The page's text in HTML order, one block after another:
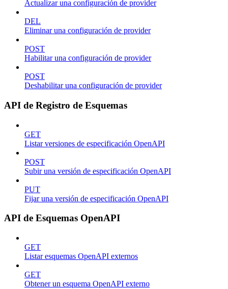
Actualizar una configuración de provider
DEL
Eliminar una configuración de provider
POST
Habilitar una configuración de provider
POST
Deshabilitar una configuración de provider
API de Registro de Esquemas
GET
Listar versiones de especificación OpenAPI
POST
Subir una versión de especificación OpenAPI
PUT
Fijar una versión de especificación OpenAPI
API de Esquemas OpenAPI
GET
Listar esquemas OpenAPI externos
GET
Obtener un esquema OpenAPI externo